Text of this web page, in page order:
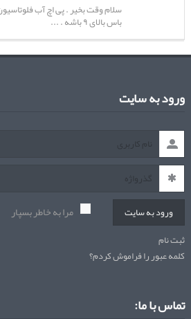
سلام وقت بخیر . پی اچ آب
باس بالای ۹ باشه . ...
ورود به سایت
ورود به سایت مرا به خاطر بسپار
ثبت نام
کلمه عبور را فراموش کردم؟
تماس با ما: